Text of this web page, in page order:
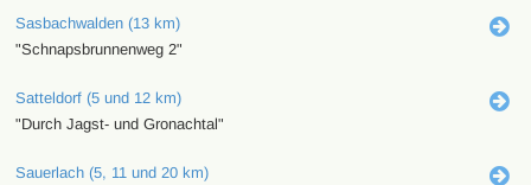
Sasbachwalden (13 km)
"Schnapsbrunnenweg 2"
Satteldorf (5 und 12 km)
"Durch Jagst- und Gronachtal"
Sauerlach (5, 11 und 20 km)